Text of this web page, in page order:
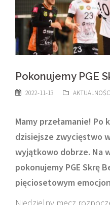
Pokonujemy PGE
2022-11-13
Mamy przełamanie!
dzisiejsze zwycięstwo
wyjątkowo dobrze. Na
pokonujemy PGE Skrę
pięciosetowym
Niedzielny mecz